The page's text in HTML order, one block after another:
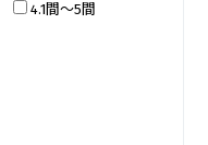
4.1間～5間